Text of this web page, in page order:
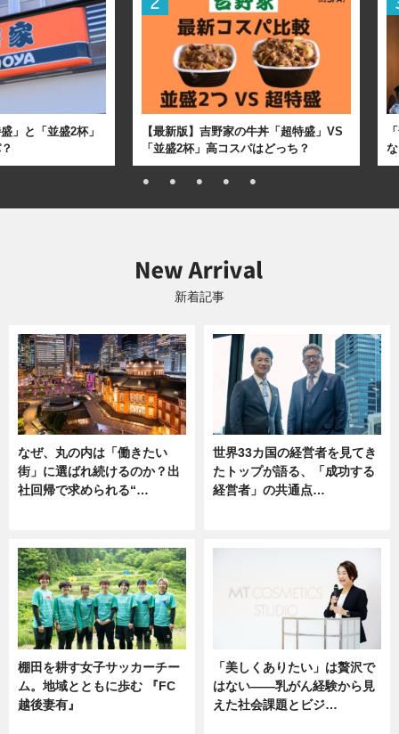
」と「並盛2杯」
【最新版】吉野家の牛丼「超特盛」VS
「並盛2杯」高コスパはどっち？
新着記事
なぜ、丸の内は「働きたい
街」に選ばれ続けるのか？出
社回帰で求められる“…
世界33カ国の経営者を見てき
たトップが語る、「成功する
経営者」の共通点…
棚田を耕す女子サッカーチー
ム。地域とともに歩む 『FC
越後妻有』
「美しくありたい」は贅沢で
はない――乳がん経験から見
えた社会課題とビジ…